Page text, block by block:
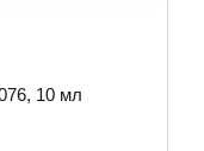
10 мл